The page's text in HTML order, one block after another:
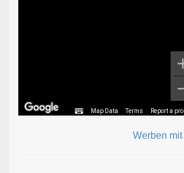
Map Data Terms Report a
Werben